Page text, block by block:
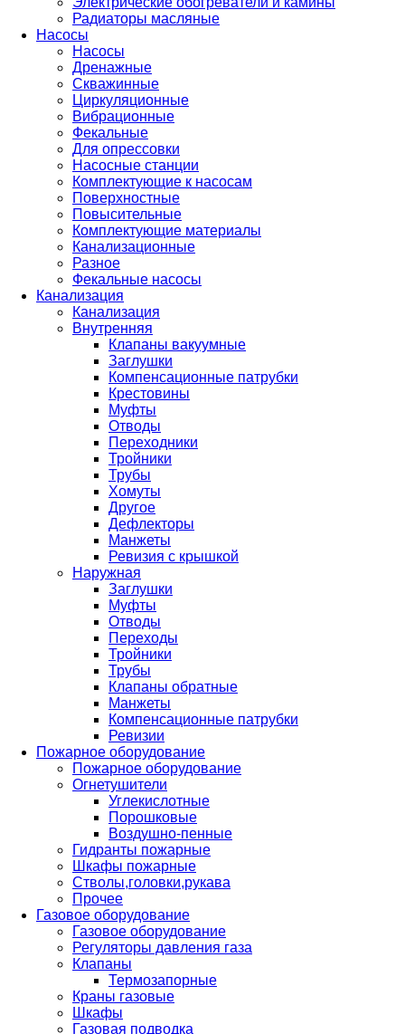
Радиаторы масляные
Насосы
Насосы
Дренажные
Скважинные
Циркуляционные
Вибрационные
Фекальные
Для опрессовки
Насосные станции
Комплектующие к насосам
Поверхностные
Повысительные
Комплектующие материалы
Канализационные
Разное
Фекальные насосы
Канализация
Канализация
Внутренняя
Клапаны вакуумные
Заглушки
Компенсационные патрубки
Крестовины
Муфты
Отводы
Переходники
Тройники
Трубы
Хомуты
Другое
Дефлекторы
Манжеты
Ревизия с крышкой
Наружная
Заглушки
Муфты
Отводы
Переходы
Тройники
Трубы
Клапаны обратные
Манжеты
Компенсационные патрубки
Ревизии
Пожарное оборудование
Пожарное оборудование
Огнетушители
Углекислотные
Порошковые
Воздушно-пенные
Гидранты пожарные
Шкафы пожарные
Стволы,головки,рукава
Прочее
Газовое оборудование
Газовое оборудование
Регуляторы давления газа
Клапаны
Термозапорные
Краны газовые
Шкафы
Газовая подводка